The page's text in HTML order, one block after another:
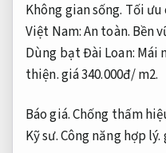
Không gian sống. Tối ưu
Việt Nam:An toàn. Bền
Dùng bạt Đài Loan: Mái
thiện.giá 340.000đ/ m2.
Báo giá.Chống thấm
Kỹ sư.Công năng hợp lý.